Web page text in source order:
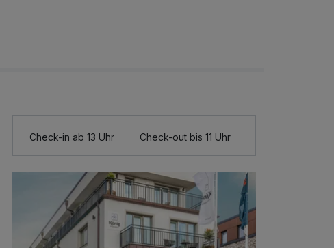
Check-in ab 13 Uhr Check-out bis 11 Uhr